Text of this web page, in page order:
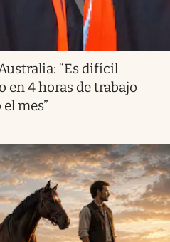
“Es difícil
en 4 horas de trabajo
mes”